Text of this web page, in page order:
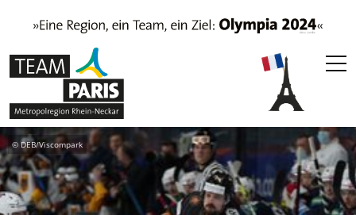
© DEB/Viscompark